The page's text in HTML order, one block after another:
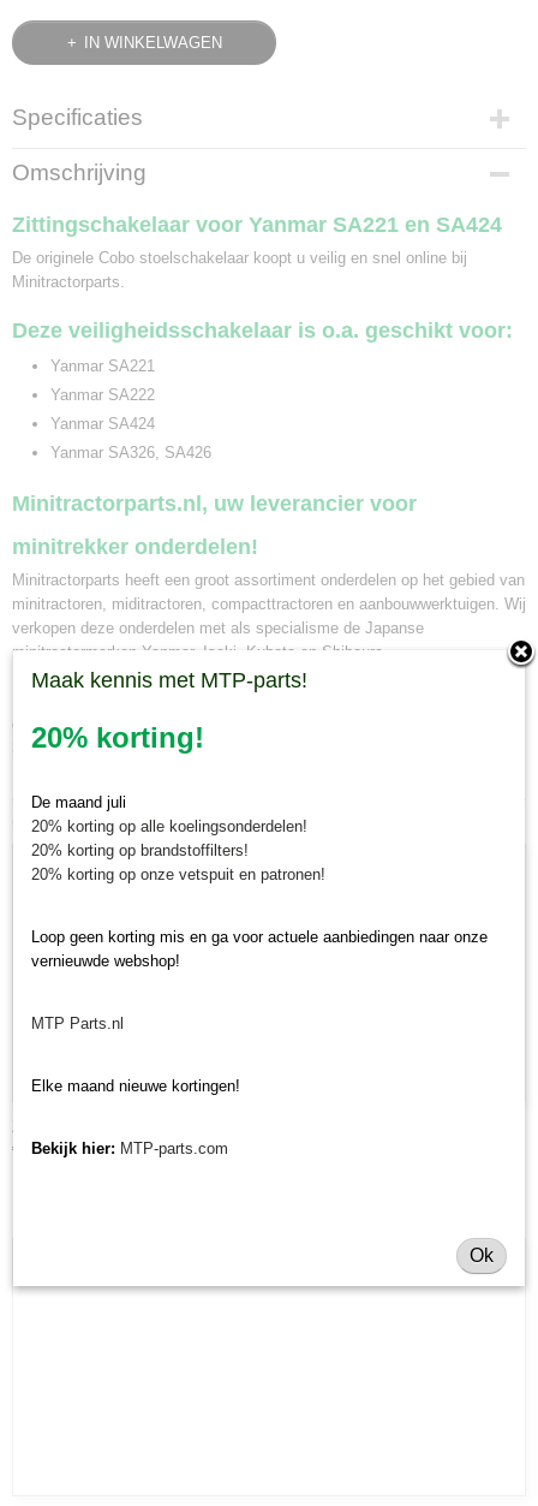
IN WINKELWAGEN
Specificaties
Bruto gewicht
0,10 Kg
Omschrijving
Zittingschakelaar voor Yanmar SA221 en SA424
De originele Cobo stoelschakelaar koopt u veilig en snel online bij
Minitractorparts.
Deze veiligheidsschakelaar is o.a. geschikt voor:
Yanmar SA221
Yanmar SA222
Yanmar SA424
Yanmar SA326, SA426
Minitractorparts.nl, uw leverancier voor
minitrekker onderdelen!
Minitractorparts heeft een groot assortiment onderdelen op het gebied van
minitractoren, miditractoren, compacttractoren en aanbouwwerktuigen. Wij
verkopen deze onderdelen met als specialisme de Japanse
minitractormerken Yanmar, Iseki, Kubota en Shibaura.
deze zittingschakelaar, voor uw Yanmar SA 221, SA 222, SA 424, SA
326, SA 426.
Ook interessant
Zitting Yanmar SA - imitatie
€ 116,20
Maak kennis met MTP-parts!
20% korting!
De maand juli
20% korting op alle koelingsonderdelen!
20% korting op brandstoffilters!
20% korting op onze vetspuit en patronen!
Loop geen korting mis en ga voor actuele aanbiedingen naar onze
vernieuwde webshop!
MTP Parts.nl
Elke maand nieuwe kortingen!
Bekijk hier: MTP-parts.com
Ok